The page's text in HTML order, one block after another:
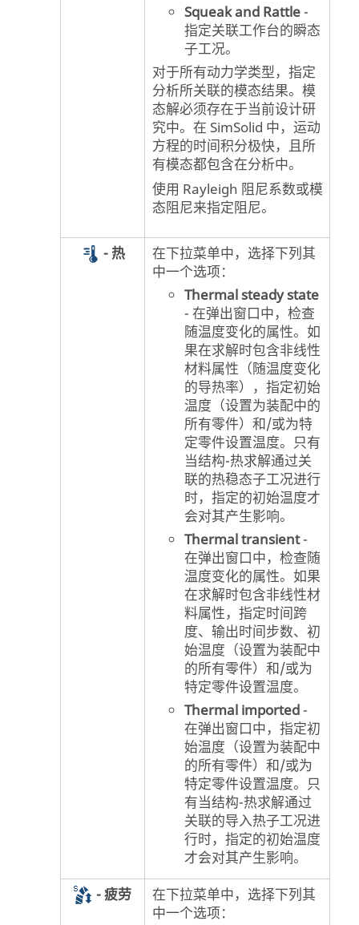
Squeak and Rattle-
指定关联工作台的瞬态
子工况。
对于所有动力学类型，指定
分析所关联的模态结果。模
态解必须存在于当前设计研
究中。在 SimSolid 中，运动
方程的时间积分极快，且所
有模态都包含在分析中。
使用 Rayleigh 阻尼系数或模
态阻尼来指定阻尼。
- 热
在下拉菜单中，选择下列其
中一个选项：
Thermal steady state
- 在弹出窗口中，检查
随温度变化的属性。如
果在求解时包含非线性
材料属性（随温度变化
的导热率），指定初始
温度（设置为装配中的
所有零件）和/或为特
定零件设置温度。只有
当结构-热求解通过关
联的热稳态子工况进行
时，指定的初始温度才
会对其产生影响。
Thermal transient-
在弹出窗口中，检查随
温度变化的属性。如果
在求解时包含非线性材
料属性，指定时间跨
度、输出时间步数、初
始温度（设置为装配中
的所有零件）和/或为
特定零件设置温度。
Thermal imported-
在弹出窗口中，指定初
始温度（设置为装配中
的所有零件）和/或为
特定零件设置温度。只
有当结构-热求解通过
关联的导入热子工况进
行时，指定的初始温度
才会对其产生影响。
- 疲劳
在下拉菜单中，选择下列其
中一个选项：